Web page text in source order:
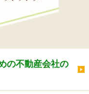
の不動産会社の